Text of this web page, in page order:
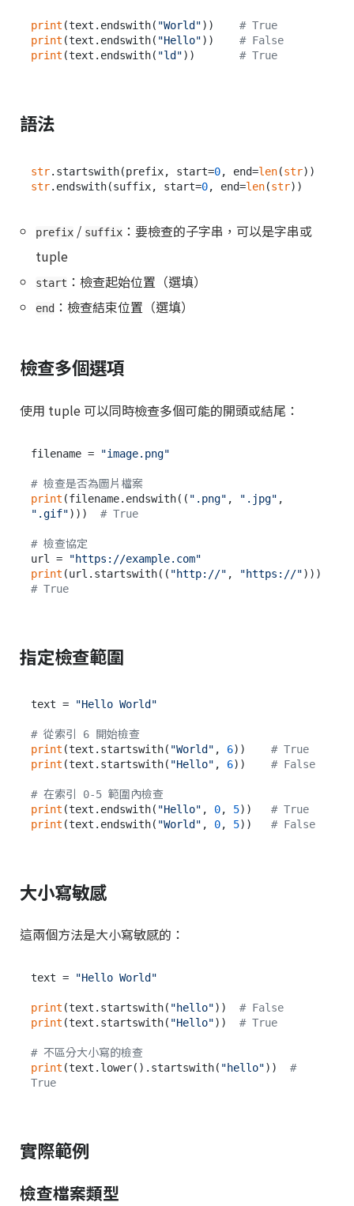
print (text.endswith( "World")) # True
print (text.endswith( "Hello")) # False
print (text.endswith( "ld")) # True
語法
str.startswith(prefix, start=0, end=len(str
str.endswith(suffix, start=0, end=len(str
prefix / suffix ：要檢查的子字串，可以是字串或
tuple
start ：檢查起始位置（選填）
end ：檢查結束位置（選填）
檢查多個選項
使用 tuple 可以同時檢查多個可能的開頭或結尾：
filename = "image.png"
# 檢查是否為圖片檔案
print (filename.endswith(( ".png" , ".jpg"
".gif"))) # True
# 檢查協定
url =
"https://example.com"
print (url.startswith(( "http://" , "https://"
# True
指定檢查範圍
text = "Hello World"
# 從索引 6 開始檢查
print (text.startswith( "World" , 6)) # True
print (text.startswith( "Hello" , 6)) # False
# 在索引 0-5 範圍內檢查
print (text.endswith( "Hello" , 0, 5)) # True
print (text.endswith( "World" , 0, 5)) # False
大小寫敏感
這兩個方法是大小寫敏感的：
text = "Hello World"
print (text.startswith( "hello")) # False
print (text.startswith( "Hello")) # True
# 不區分大小寫的檢查
print (text.lower().startswith( "hello")) #
True
實際範例
檢查檔案類型